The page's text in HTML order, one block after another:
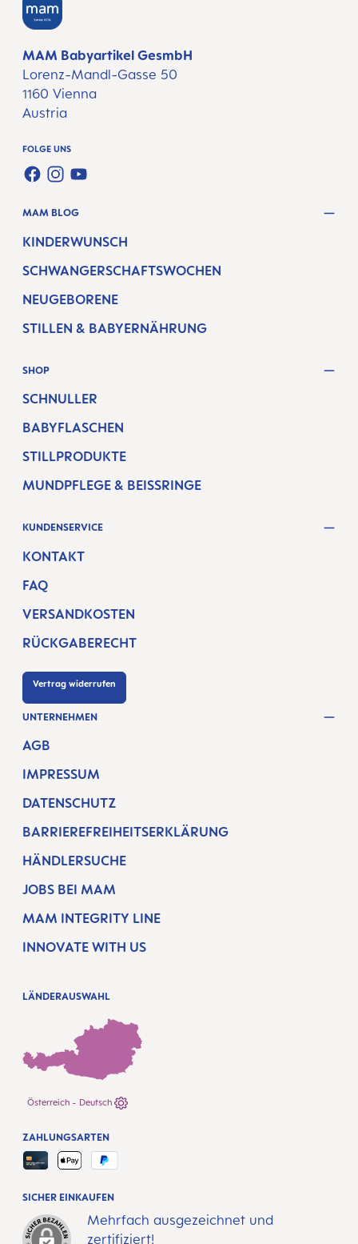
MAM Babyartikel GesmbH
Lorenz-Mandl-Gasse 50
1160 Vienna
Austria
FOLGE UNS
FACEBOOK
INSTAGRAM
YOUTUBE
MAM BLOG
KINDERWUNSCH
SCHWANGERSCHAFTSWOCHEN
NEUGEBORENE
STILLEN & BABYERNÄHRUNG
SHOP
SCHNULLER
BABYFLASCHEN
STILLPRODUKTE
MUNDPFLEGE & BEISSRINGE
KUNDENSERVICE
KONTAKT
FAQ
VERSANDKOSTEN
RÜCKGABERECHT
Vertrag widerrufen
UNTERNEHMEN
AGB
IMPRESSUM
DATENSCHUTZ
BARRIEREFREIHEITSERKLÄRUNG
HÄNDLERSUCHE
JOBS BEI MAM
MAM INTEGRITY LINE
INNOVATE WITH US
LÄNDERAUSWAHL
Österreich - Deutsch
SICHER EINKAUFEN
Mehrfach ausgezeichnet und
zertifiziert!
ZAHLUNGSARTEN